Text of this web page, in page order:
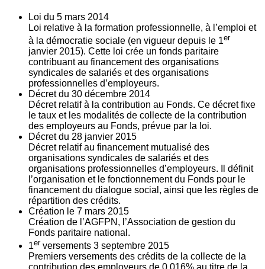
Loi du 5 mars 2014
Loi relative à la formation professionnelle, à l’emploi et
à la démocratie sociale (en vigueur depuis le 1er
janvier 2015). Cette loi crée un fonds paritaire
contribuant au financement des organisations
syndicales de salariés et des organisations
professionnelles d’employeurs.
Décret du 30 décembre 2014
Décret relatif à la contribution au Fonds. Ce décret fixe
le taux et les modalités de collecte de la contribution
des employeurs au Fonds, prévue par la loi.
Décret du 28 janvier 2015
Décret relatif au financement mutualisé des
organisations syndicales de salariés et des
organisations professionnelles d’employeurs. Il définit
l’organisation et le fonctionnement du Fonds pour le
financement du dialogue social, ainsi que les règles de
répartition des crédits.
Création le 7 mars 2015
Création de l’AGFPN, l’Association de gestion du
Fonds paritaire national.
1er versements 3 septembre 2015
Premiers versements des crédits de la collecte de la